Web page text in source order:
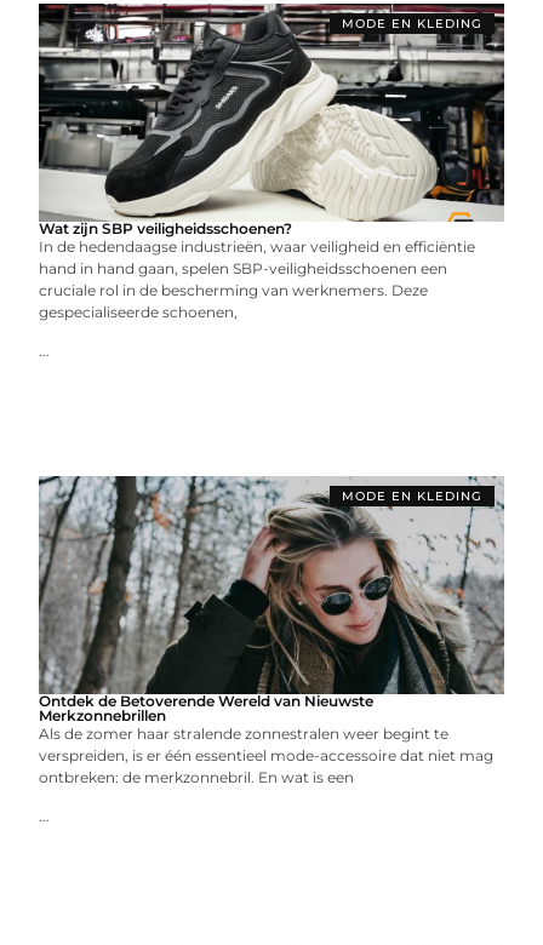
MODE EN KLEDING
Wat zijn SBP veiligheidsschoenen?
In de hedendaagse industrieën, waar veiligheid en efficiëntie
hand in hand gaan, spelen SBP-veiligheidsschoenen een
cruciale rol in de bescherming van werknemers. Deze
gespecialiseerde schoenen,
...
MODE EN KLEDING
Ontdek de Betoverende Wereld van Nieuwste
Merkzonnebrillen
Als de zomer haar stralende zonnestralen weer begint te
verspreiden, is er één essentieel mode-accessoire dat niet mag
ontbreken: de merkzonnebril. En wat is een
...